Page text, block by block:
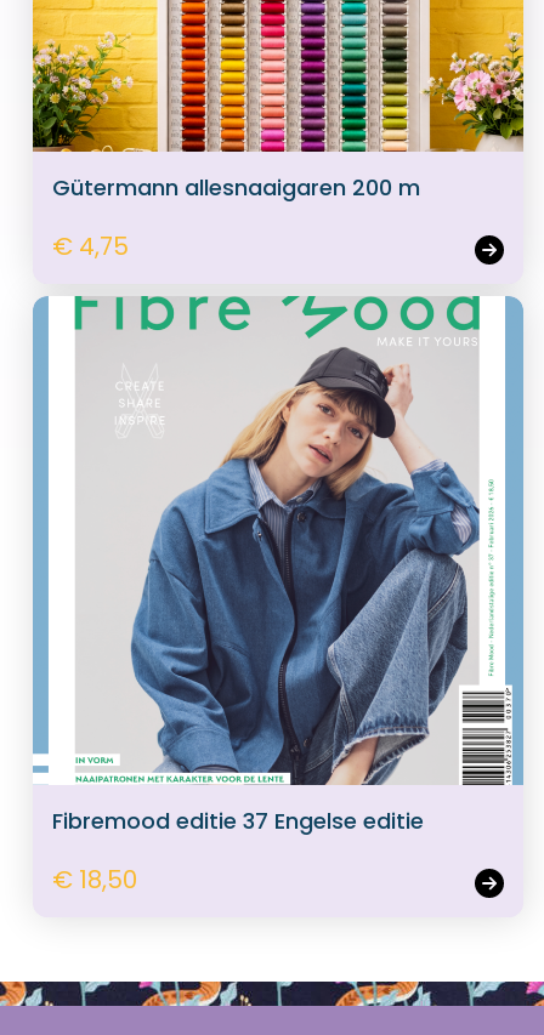
Gütermann allesnaaigaren 200 m
€ 4,75
Fibremood editie 37 Engelse editie
€ 18,50